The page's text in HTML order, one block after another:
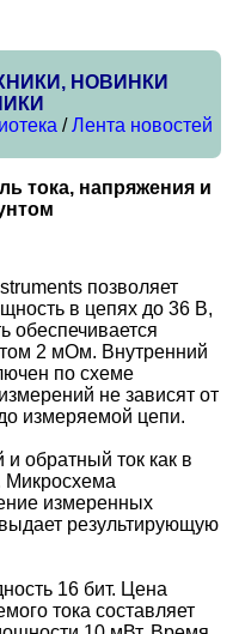
НОВИНКИ
/Лента новостей
тока, напряжения и
позволяет
в цепях до 36 В,
обеспечивается
2 мОм. Внутренний
по схеме
не зависят от
измеряемой цепи.
обратный ток как в
Микросхема
измеренных
результирующую
16 бит. Цена
тока составляет